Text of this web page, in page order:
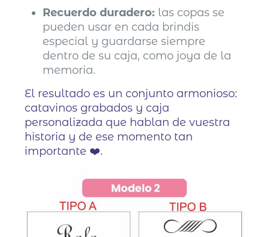
Recuerdo duradero: las copas se
pueden usar en cada brindis
especial y guardarse siempre
dentro de su caja, como joya de la
memoria.
El resultado es un conjunto armonioso:
catavinos grabados y caja
personalizada que hablan de vuestra
historia y de ese momento tan
importante ❤️.